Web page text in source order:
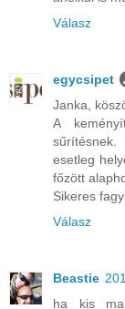
Válasz
egycsipet
Janka,
A
esetleg
főzött
Sikeres
Válasz
Beastie
ha kis